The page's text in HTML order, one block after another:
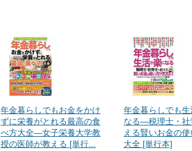
年金暮らしでもお金をかけ
ずに栄養がとれる最高の食
べ方大全―女子栄養大学教
授の医師が教える [単行...
年金暮らしでも生
なる―税理士・社
える賢いお金の
大全 [単行本]